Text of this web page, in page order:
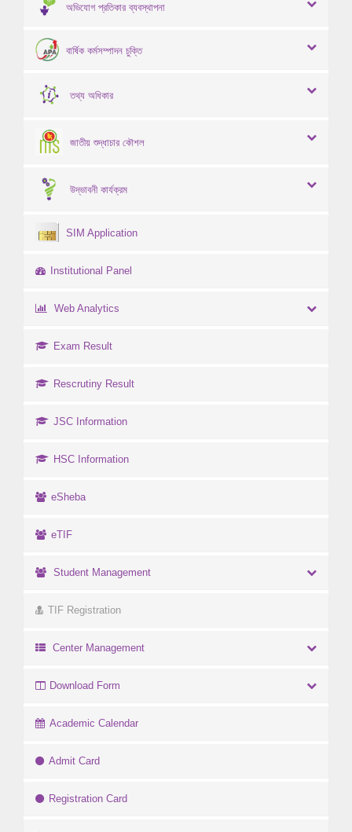
অভিযোগ প্রতিকার ব্যবস্থাপনা
বার্ষিক কর্মসম্পাদন চুক্তি
তথ্য অধিকার
জাতীয় শুদ্ধাচার কৌশল
উদ্ভাবনী কার্যক্রম
SIM Application
Institutional Panel
Web Analytics
Exam Result
Rescrutiny Result
JSC Information
HSC Information
eSheba
eTIF
Student Management
TIF Registration
Center Management
Download Form
Academic Calendar
Admit Card
Registration Card